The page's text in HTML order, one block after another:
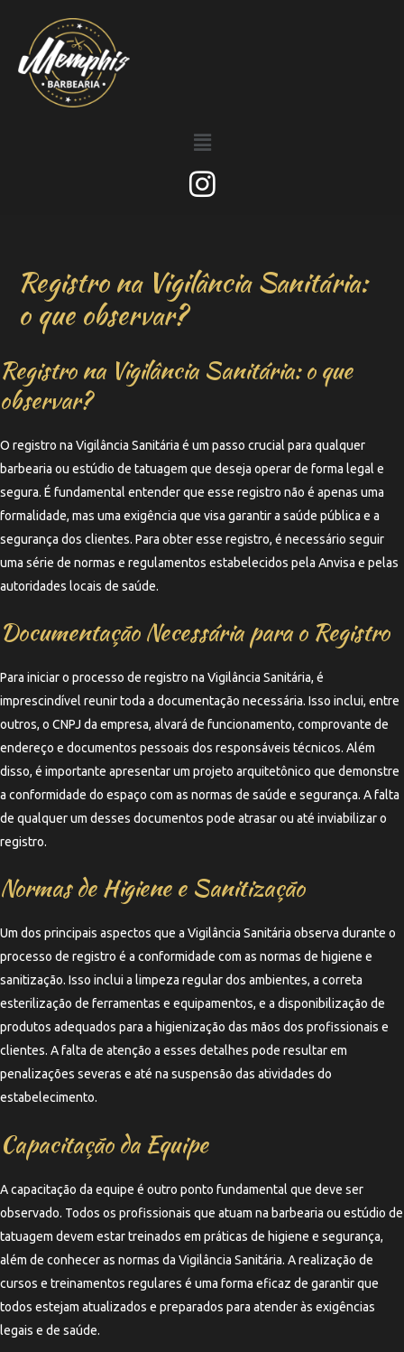
Registro na Vigilância Sanitária:
o que observar?
Registro na Vigilância Sanitária: o que
observar?
O registro na Vigilância Sanitária é um passo crucial para qualquer
barbearia ou estúdio de tatuagem que deseja operar de forma legal e
segura. É fundamental entender que esse registro não é apenas uma
formalidade, mas uma exigência que visa garantir a saúde pública e a
segurança dos clientes. Para obter esse registro, é necessário seguir
uma série de normas e regulamentos estabelecidos pela Anvisa e pelas
autoridades locais de saúde.
Documentação Necessária para o Registro
Para iniciar o processo de registro na Vigilância Sanitária, é
imprescindível reunir toda a documentação necessária. Isso inclui, entre
outros, o CNPJ da empresa, alvará de funcionamento, comprovante de
endereço e documentos pessoais dos responsáveis técnicos. Além
disso, é importante apresentar um projeto arquitetônico que demonstre
a conformidade do espaço com as normas de saúde e segurança. A falta
de qualquer um desses documentos pode atrasar ou até inviabilizar o
registro.
Normas de Higiene e Sanitização
Um dos principais aspectos que a Vigilância Sanitária observa durante o
processo de registro é a conformidade com as normas de higiene e
sanitização. Isso inclui a limpeza regular dos ambientes, a correta
esterilização de ferramentas e equipamentos, e a disponibilização de
produtos adequados para a higienização das mãos dos profissionais e
clientes. A falta de atenção a esses detalhes pode resultar em
penalizações severas e até na suspensão das atividades do
estabelecimento.
Capacitação da Equipe
A capacitação da equipe é outro ponto fundamental que deve ser
observado. Todos os profissionais que atuam na barbearia ou estúdio de
tatuagem devem estar treinados em práticas de higiene e segurança,
além de conhecer as normas da Vigilância Sanitária. A realização de
cursos e treinamentos regulares é uma forma eficaz de garantir que
todos estejam atualizados e preparados para atender às exigências
legais e de saúde.